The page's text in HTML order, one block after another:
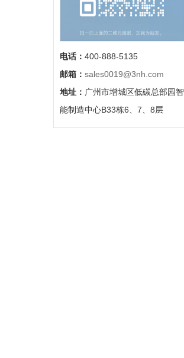
电话： 400-888-5135
邮箱： sales0019@3nh.com
地址： 广州市增城区低碳总部园智
能制造中心B33栋6、7、8层